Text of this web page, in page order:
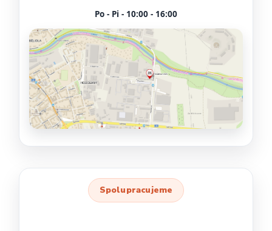
Po - Pi - 10:00 - 16:00
Spolupracujeme